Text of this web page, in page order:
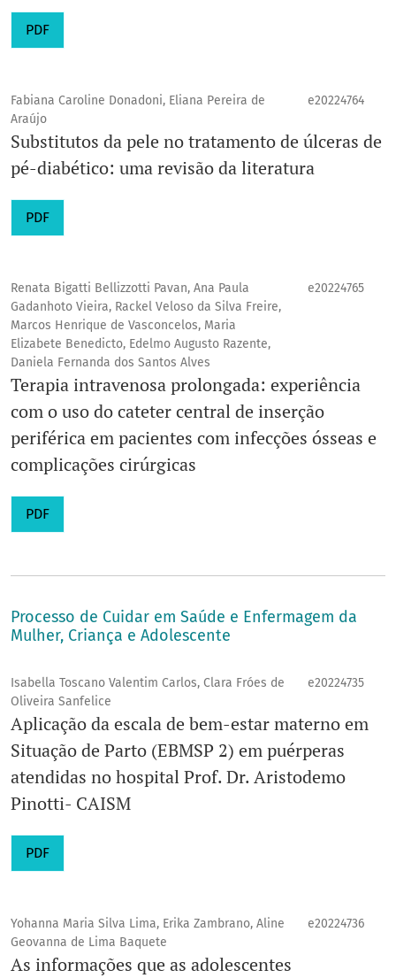
PDF
Fabiana Caroline Donadoni, Eliana Pereira de
Araújo
e20224764
Substitutos da pele no tratamento de úlceras de
pé-diabético: uma revisão da literatura
PDF
Renata Bigatti Bellizzotti Pavan, Ana Paula
Gadanhoto Vieira, Rackel Veloso da Silva Freire,
Marcos Henrique de Vasconcelos, Maria
Elizabete Benedicto, Edelmo Augusto Razente,
Daniela Fernanda dos Santos Alves
e20224765
Terapia intravenosa prolongada: experiência
com o uso do cateter central de inserção
periférica em pacientes com infecções ósseas e
complicações cirúrgicas
PDF
Processo de Cuidar em Saúde e Enfermagem da
Mulher, Criança e Adolescente
Isabella Toscano Valentim Carlos, Clara Fróes de
Oliveira Sanfelice
e20224735
Aplicação da escala de bem-estar materno em
Situação de Parto (EBMSP 2) em puérperas
atendidas no hospital Prof. Dr. Aristodemo
Pinotti- CAISM
PDF
Yohanna Maria Silva Lima, Erika Zambrano, Aline
Geovanna de Lima Baquete
e20224736
As informações que as adolescentes